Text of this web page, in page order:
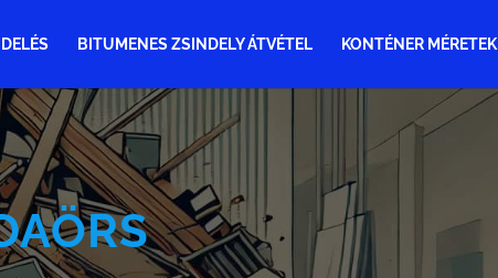
BITUMENES ZSINDELY ÁTVÉTEL KONTÉNER MÉRETEK